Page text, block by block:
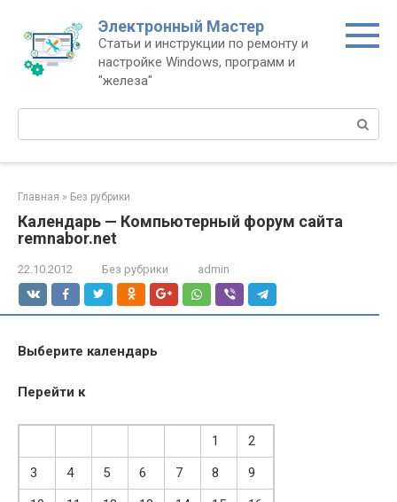
контенту
Электронный Мастер
Статьи и инструкции по ремонту и
настройке Windows, программ и
"железа"
Поиск:
Главная » Без рубрики
Календарь — Компьютерный форум сайта
remnabor.net
22.10.2012 Без рубрики admin
Выберите календарь
Перейти к
1
2
3
4 5 6 7 8
9